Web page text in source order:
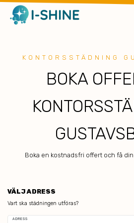
KONTORSSTÄDNING
BOKA
Boka en kostnadsfri offert och få din
VÄLJ ADRESS
Vart ska städningen utföras?
ADRESS